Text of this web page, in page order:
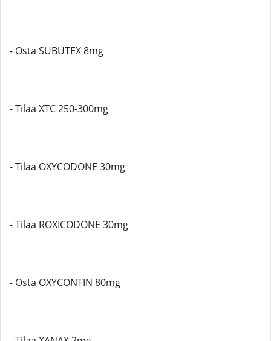
- Osta SUBUTEX 8mg
- Tilaa XTC 250-300mg
- Tilaa OXYCODONE 30mg
- Tilaa ROXICODONE 30mg
- Osta OXYCONTIN 80mg